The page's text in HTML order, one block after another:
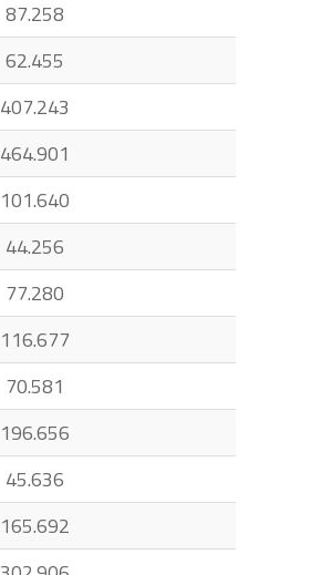
87.258
62.455
407.243
464.901
101.640
44.256
77.280
116.677
70.581
196.656
45.636
165.692